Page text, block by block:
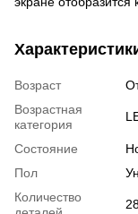
Возраст
Возрастная
категория
Состояние
Пол
Количество